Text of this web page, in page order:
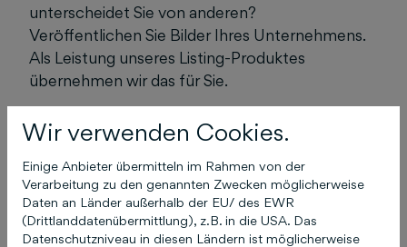
unterscheidet Sie von anderen?
Veröffentlichen Sie Bilder Ihres Unternehmens.
Als Leistung unseres Listing-Produktes
übernehmen wir das für Sie.
Das könnte Sie auch
interessieren
Wir verwenden Cookies.
Einige Anbieter übermitteln im Rahmen von der
Verarbeitung zu den genannten Zwecken möglicherweise
Daten an Länder außerhalb der EU/ des EWR
(Drittlanddatenübermittlung), z.B. in die USA. Das
Datenschutzniveau in diesen Ländern ist möglicherweise